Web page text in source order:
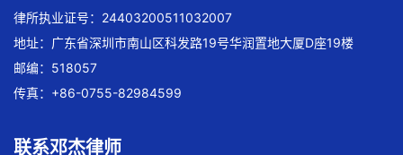
律所执业证号：24403200511032007
地址：广东省深圳市南山区科发路19号华润置地大厦D座19楼
邮编：518057
传真：+86-0755-82984599
联系邓杰律师